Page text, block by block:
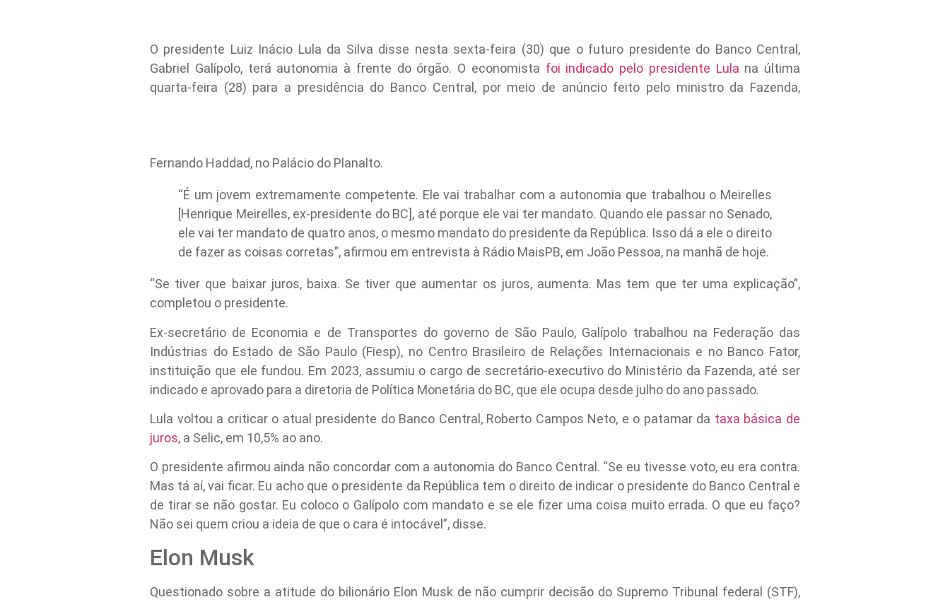
O presidente Luiz Inácio Lula da Silva disse nesta sexta-feira (30) que o futuro presidente do Banco Central,
Gabriel Galípolo, terá autonomia à frente do órgão. O economista foi indicado pelo presidente Lula na última
quarta-feira (28) para a presidência do Banco Central, por meio de anúncio feito pelo ministro da Fazenda,
Fernando Haddad, no Palácio do Planalto.
“É um jovem extremamente competente. Ele vai trabalhar com a autonomia que trabalhou o Meirelles
[Henrique Meirelles, ex-presidente do BC], até porque ele vai ter mandato. Quando ele passar no Senado,
ele vai ter mandato de quatro anos, o mesmo mandato do presidente da República. Isso dá a ele o direito
de fazer as coisas corretas”, afirmou em entrevista à Rádio MaisPB, em João Pessoa, na manhã de hoje.
“Se tiver que baixar juros, baixa. Se tiver que aumentar os juros, aumenta. Mas tem que ter uma explicação”,
completou o presidente.
Ex-secretário de Economia e de Transportes do governo de São Paulo, Galípolo trabalhou na Federação das
Indústrias do Estado de São Paulo (Fiesp), no Centro Brasileiro de Relações Internacionais e no Banco Fator,
instituição que ele fundou. Em 2023, assumiu o cargo de secretário-executivo do Ministério da Fazenda, até ser
indicado e aprovado para a diretoria de Política Monetária do BC, que ele ocupa desde julho do ano passado.
Lula voltou a criticar o atual presidente do Banco Central, Roberto Campos Neto, e o patamar da taxa básica de
juros, a Selic, em 10,5% ao ano.
O presidente afirmou ainda não concordar com a autonomia do Banco Central. “Se eu tivesse voto, eu era contra.
Mas tá aí, vai ficar. Eu acho que o presidente da República tem o direito de indicar o presidente do Banco Central e
de tirar se não gostar. Eu coloco o Galípolo com mandato e se ele fizer uma coisa muito errada. O que eu faço?
Não sei quem criou a ideia de que o cara é intocável”, disse.
Elon Musk
Questionado sobre a atitude do bilionário Elon Musk de não cumprir decisão do Supremo Tribunal federal (STF),